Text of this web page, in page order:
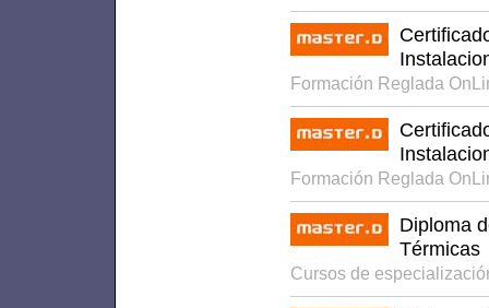
Formación Reglada
Formación Reglada
Diploma
Térmicas
Cursos de